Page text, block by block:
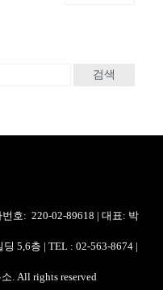
검색
호: 220-02-89618 | 대표: 박
5,6층 | TEL : 02-563-8674 |
. All rights reserved